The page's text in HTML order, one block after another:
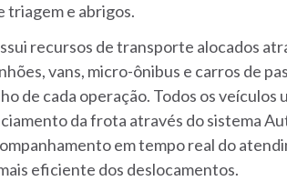
triagem e abrigos.
recursos de transporte alocados
vans, micro-ônibus e carros de
de cada operação. Todos os
da frota através do sistema
em tempo real do
eficiente dos deslocamentos.